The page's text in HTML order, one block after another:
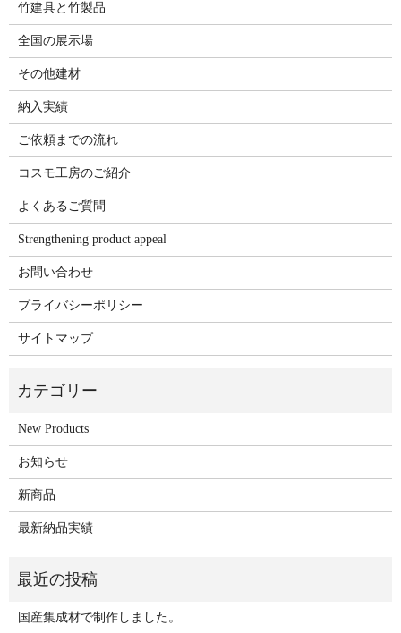
竹建具と竹製品
全国の展示場
その他建材
納入実績
ご依頼までの流れ
コスモ工房のご紹介
よくあるご質問
Strengthening product appeal
お問い合わせ
プライバシーポリシー
サイトマップ
New Products
お知らせ
新商品
最新納品実績
国産集成材で制作しました。